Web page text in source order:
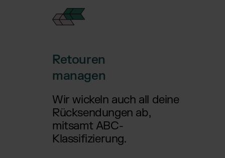
Retouren
managen
Wir wickeln auch all deine
Rücksendungen ab,
mitsamt ABC-
Klassifizierung.